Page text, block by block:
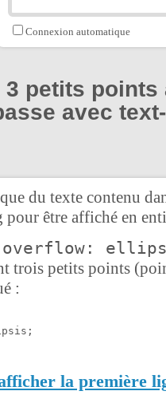
Connexion automatique
3 petits points
avec
du texte contenu
être affiché en
trois petits points
:
la première